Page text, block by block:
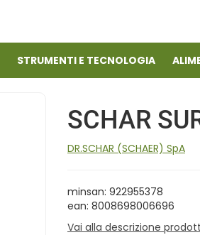
STRUMENTI E TECNOLOGIA
SCHAR
DR.SCHAR (SCHAER) SpA
minsan: 922955378
ean: 8008698006696
Vai alla descrizione